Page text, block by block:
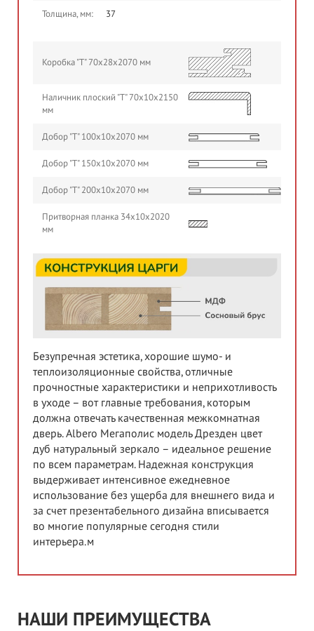
Толщина, мм: 37
Коробка "Т" 70х28х2070 мм
Наличник плоский "Т" 70х10х2150
мм
Добор "Т" 100х10х2070 мм
Добор "Т" 150х10х2070 мм
Добор "Т" 200х10х2070 мм
Притворная планка 34х10х2020
мм
Безупречная эстетика, хорошие шумо- и
теплоизоляционные свойства, отличные
прочностные характеристики и неприхотливость
в уходе – вот главные требования, которым
должна отвечать качественная межкомнатная
дверь. Albero Мегаполис модель Дрезден цвет
дуб натуральный зеркало – идеальное решение
по всем параметрам. Надежная конструкция
выдерживает интенсивное ежедневное
использование без ущерба для внешнего вида и
за счет презентабельного дизайна вписывается
во многие популярные сегодня стили
интерьера.м
НАШИ ПРЕИМУЩЕСТВА